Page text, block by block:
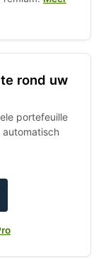
rond uw
portefeuille